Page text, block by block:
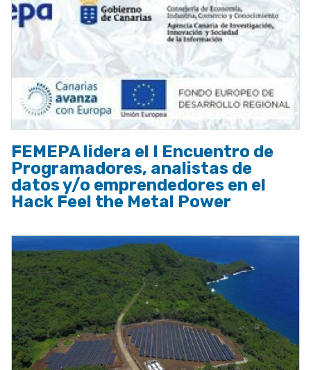
FEMEPA lidera el I Encuentro de
Programadores, analistas de
datos y/o emprendedores en el
Hack Feel the Metal Power